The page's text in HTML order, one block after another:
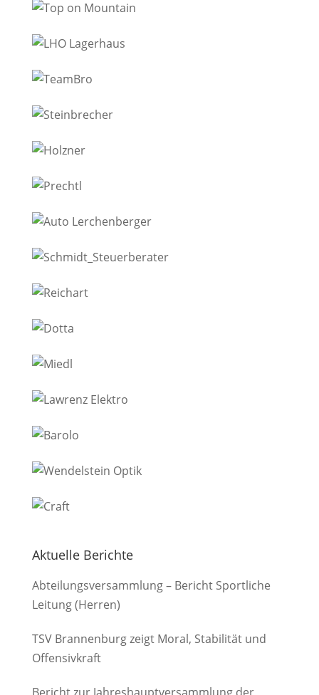
Aktuelle Berichte
Abteilungsversammlung – Bericht Sportliche
Leitung (Herren)
TSV Brannenburg zeigt Moral, Stabilität und
Offensivkraft